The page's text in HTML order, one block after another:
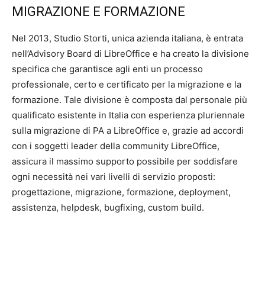
MIGRAZIONE E FORMAZIONE
Nel 2013, Studio Storti, unica azienda italiana, è entrata
nell’Advisory Board di LibreOffice e ha creato la divisione
specifica che garantisce agli enti un processo
professionale, certo e certificato per la migrazione e la
formazione. Tale divisione è composta dal personale più
qualificato esistente in Italia con esperienza pluriennale
sulla migrazione di PA a LibreOffice e, grazie ad accordi
con i soggetti leader della community LibreOffice,
assicura il massimo supporto possibile per soddisfare
ogni necessità nei vari livelli di servizio proposti:
progettazione, migrazione, formazione, deployment,
assistenza, helpdesk, bugfixing, custom build.